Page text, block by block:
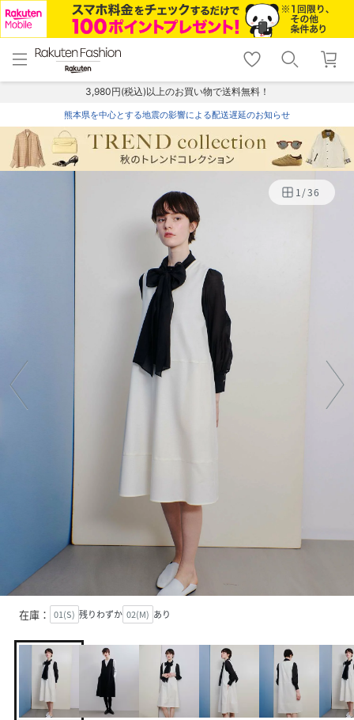
menu home
トップ
shopping_cart lock_outline
ログイン
3,980円(税込)以上のお買い物で送料無料！
熊本県を中心とする地震の影響による配送遅延のお知らせ
1/36
在庫： 01(S) 残りわずか 02(M) あり